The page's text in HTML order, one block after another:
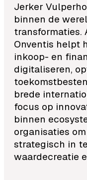
Jerker
binnen de
transformaties.
Onventis helpt
inkoop- en
digitaliseren,
brede
focus op
binnen
organisaties
strategisch in
waardecreatie